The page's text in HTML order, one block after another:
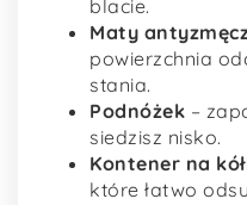
blacie.
Maty
powierzchnia
stania.
Podnóżek –
siedzisz nisko.
Kontener na
które łatwo